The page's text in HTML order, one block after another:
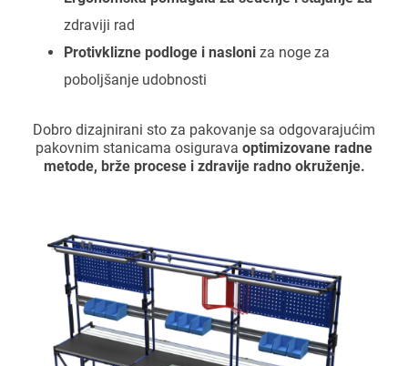
zdraviji rad
Protivklizne podloge i nasloni za noge za
poboljšanje udobnosti
Dobro dizajnirani sto za pakovanje sa odgovarajućim
pakovnim stanicama osigurava optimizovane radne
metode, brže procese i zdravije radno okruženje.